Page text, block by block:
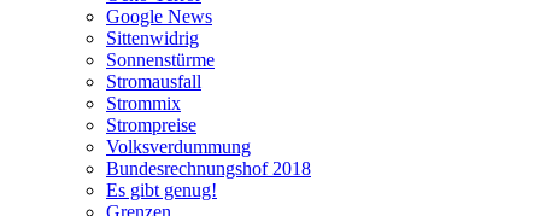
Google News
Sittenwidrig
Sonnenstürme
Stromausfall
Strommix
Strompreise
Volksverdummung
Bundesrechnungshof 2018
Es gibt genug!
Grenzen